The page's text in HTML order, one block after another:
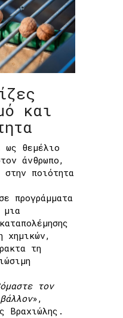
και
ως θεμέλιο
άνθρωπο,
ποιότητα
προγράμματα
χημικών,
τη
τον
»,
Βραχιώλης.